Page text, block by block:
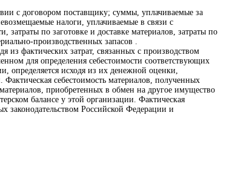
с договором поставщику; суммы, уплачиваемые за
налоги, уплачиваемые в связи с
по заготовке и доставке материалов, затраты по
производственных запасов .
из фактических затрат, связанных с производством
для определения себестоимости соответствующих
определяется исходя из их денежной оценки,
себестоимость материалов, полученных
приобретенных в обмен на другое имущество
балансе у этой организации. Фактическая
законодательством Российской Федерации и